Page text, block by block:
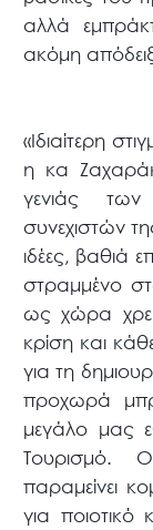
αλλά
ακόμη
«Ιδιαίτερη
η κα
γενιάς
συνεχιστών
ιδέες, βαθιά
στραμμένο
ως χώρα
κρίση και
για τη
προχωρά
μεγάλο μας
Τουρισμό.
παραμείνει
για ποιοτικό